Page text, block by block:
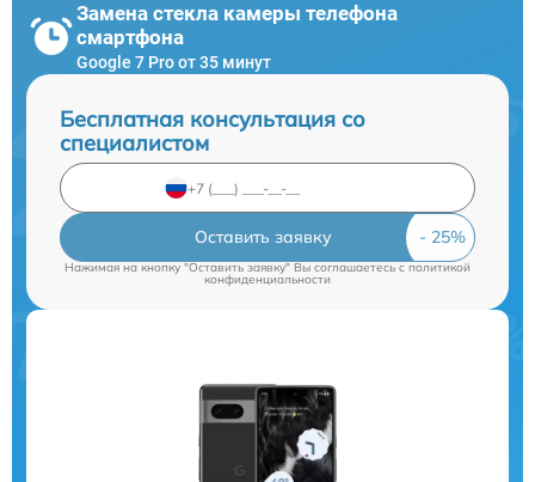
Замена стекла камеры телефона
смартфона
Google 7 Pro от 35 минут
Бесплатная консультация со
специалистом
Оставить заявку
Нажимая на кнопку "Оставить заявку" Вы соглашаетесь c политикой
конфиденциальности